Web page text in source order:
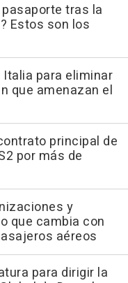
tras la
Estos son los
para eliminar
que amenazan el
principal de
por más de
y
que cambia con
aéreos
para dirigir la